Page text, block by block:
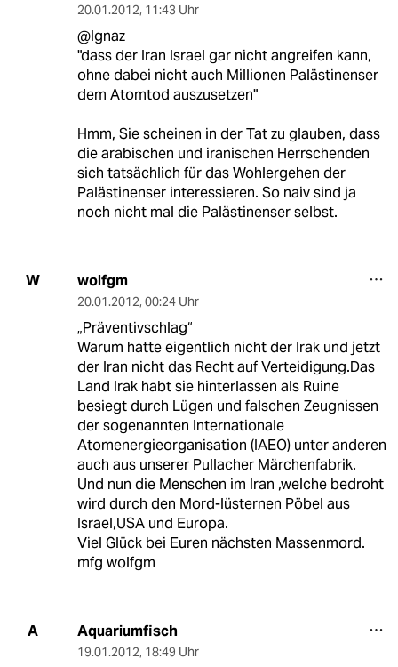
20.01.2012, 11:43 Uhr
@Ignaz
"dass der Iran Israel gar nicht angreifen kann,
ohne dabei nicht auch Millionen Palästinenser
dem Atomtod auszusetzen"
Hmm, Sie scheinen in der Tat zu glauben, dass
die arabischen und iranischen Herrschenden
sich tatsächlich für das Wohlergehen der
Palästinenser interessieren. So naiv sind ja
noch nicht mal die Palästinenser selbst.
W wolfgm
20.01.2012, 00:24 Uhr
„Präventivschlag“
Warum hatte eigentlich nicht der Irak und jetzt
der Iran nicht das Recht auf Verteidigung.Das
Land Irak habt sie hinterlassen als Ruine
besiegt durch Lügen und falschen Zeugnissen
der sogenannten Internationale
Atomenergieorganisation (IAEO) unter anderen
auch aus unserer Pullacher Märchenfabrik.
Und nun die Menschen im Iran ,welche bedroht
wird durch den Mord-lüsternen Pöbel aus
Israel,USA und Europa.
Viel Glück bei Euren nächsten Massenmord.
mfg wolfgm
A Aquariumfisch
19.01.2012, 18:49 Uhr